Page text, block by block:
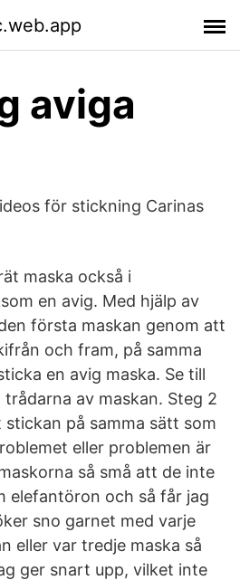
aviga
för stickning Carinas
maska också i
en avig. Med hjälp av
första maskan genom att
och fram, på samma
en avig maska. Se till
av maskan. Steg 2
på samma sätt som
eller problemen är
så små att de inte
elefantöron och så får jag
sno garnet med varje
eller var tredje maska så
ger snart upp, vilket inte